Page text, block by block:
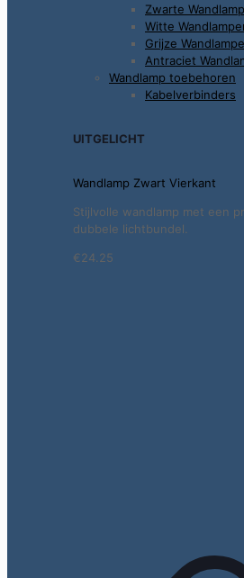
Zwarte
Witte
Grijze
Antraciet
Wandlamp toebehoren
Kabelverbinders
UITGELICHT
Wandlamp Zwart Vierkant
Stijlvolle wandlamp met een
dubbele lichtbundel.
€24.25